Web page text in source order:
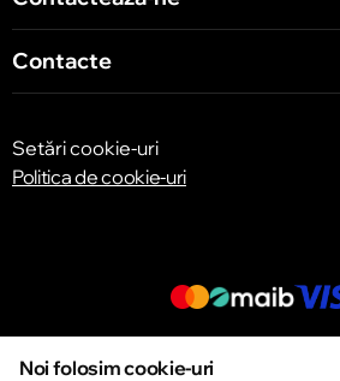
Contacte
Setări cookie-uri
Politica de cookie-uri
© 2013 – 2026 ECOM
Noi folosim cookie-uri